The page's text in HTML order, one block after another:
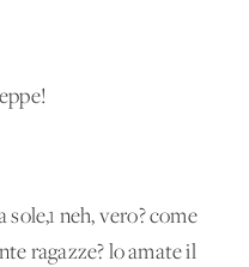
sole,1 neh, vero? come
ragazze? lo amate il